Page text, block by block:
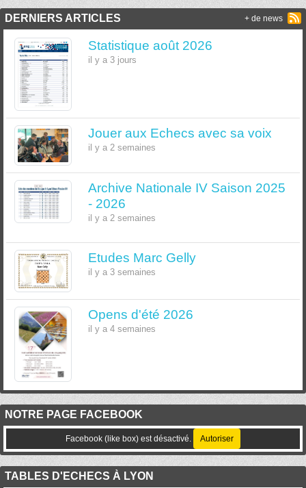
DERNIERS ARTICLES
Statistique août 2026
il y a 3 jours
Jouer aux Echecs avec sa voix
il y a 2 semaines
Archive Nationale IV Saison 2025
- 2026
il y a 2 semaines
Etudes Marc Gelly
il y a 3 semaines
Opens d'été 2026
il y a 4 semaines
+ de news
NOTRE PAGE FACEBOOK
Facebook (like box) est désactivé. Autoriser
TABLES D'ECHECS À LYON